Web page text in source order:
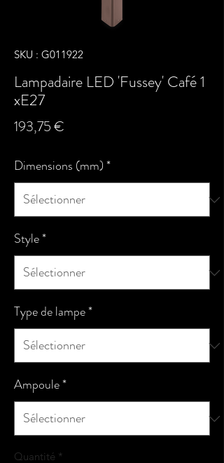
SKU : G011922
Lampadaire LED 'Fussey' Café 1
xE27
193,75 €
Dimensions (mm)*
Style*
Type de lampe*
Ampoule*
Quantité *